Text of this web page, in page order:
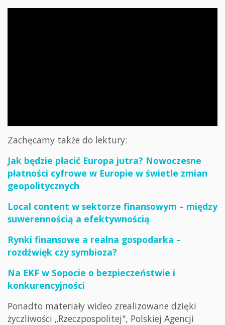
Zachęcamy także do lektury:
Jak będzie płacić Europa jutra? Nowoczesne
płatności cyfrowe w Europie w świetle zmian
geopolitycznych
Local content w sektorze finansowym – między
suwerennością a efektywnością
Rynki finansowe a realna gospodarka –
rozdźwięk czy symbioza?
Na EKF w Sopocie o bezpieczeństwie i
konkurencyjności
Ponadto materiały wideo zrealizowane dzięki
życzliwości „Rzeczpospolitej", Polskiej Agencji